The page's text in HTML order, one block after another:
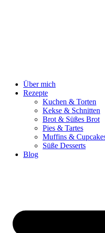
Über mich
Rezepte
Kuchen & Torten
Kekse & Schnitten
Brot & Süßes Brot
Pies & Tartes
Muffins &
Süße Desserts
Blog